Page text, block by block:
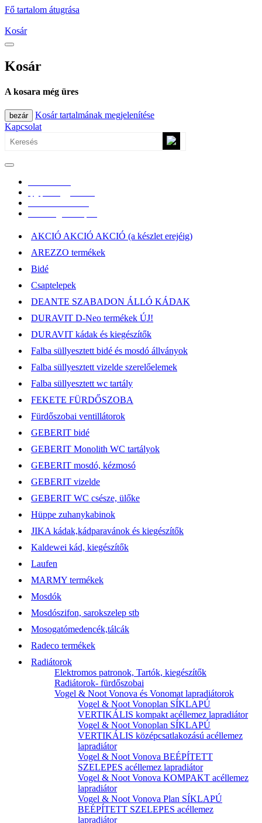
Fő tartalom átugrása
Kosár
Kosár
A kosara még üres
bezár
Kosár tartalmának megjelenítése
Kapcsolat
AKCIÓ AKCIÓ AKCIÓ (a készlet erejéig)
AREZZO termékek
Bidé
Csaptelepek
DEANTE SZABADON ÁLLÓ KÁDAK
DURAVIT D-Neo termékek ÚJ!
DURAVIT kádak és kiegészítők
Falba süllyesztett bidé és mosdó állványok
Falba süllyesztett vizelde szerelőelemek
Falba süllyesztett wc tartály
FEKETE FÜRDŐSZOBA
Fürdőszobai ventillátorok
GEBERIT bidé
GEBERIT Monolith WC tartályok
GEBERIT mosdó, kézmosó
GEBERIT vizelde
GEBERIT WC csésze, ülőke
Hüppe zuhanykabinok
JIKA kádak,kádparavánok és kiegészítők
Kaldewei kád, kiegészítők
Laufen
MARMY termékek
Mosdók
Mosdószifon, sarokszelep stb
Mosogatómedencék,tálcák
Radeco termékek
Radiátorok
Elektromos patronok, Tartók, kiegészítők
Radiátorok- fürdőszobai
Vogel & Noot Vonova és Vonomat lapradiátorok
Vogel & Noot Vonoplan SÍKLAPÚ
VERTIKÁLIS kompakt acéllemez lapradiátor
Vogel & Noot Vonoplan SÍKLAPÚ
VERTIKÁLIS középcsatlakozású acéllemez
lapradiátor
Vogel & Noot Vonova BEÉPÍTETT
SZELEPES acéllemez lapradiátor
Vogel & Noot Vonova KOMPAKT acéllemez
lapradiátor
Vogel & Noot Vonova Plan SÍKLAPÚ
BEÉPÍTETT SZELEPES acéllemez
lapradiátor